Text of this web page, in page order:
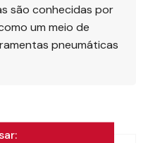
são conhecidas por
um meio de
pneumáticas